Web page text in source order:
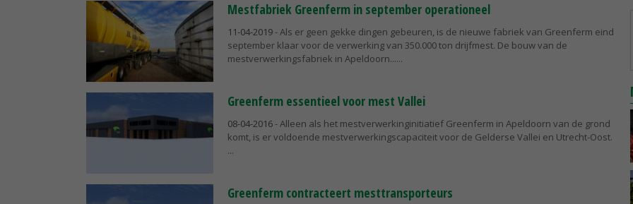
Mestfabriek Greenferm in september operationeel
11-04-2019- Als er geen gekke dingen gebeuren, is de nieuwe fabriek van Greenferm eind
september klaar voor de verwerking van 350.000 ton drijfmest. De bouw van de
mestverwerkingsfabriek in Apeldoorn...
Greenferm essentieel voor mest Vallei
08-04-2016- Alleen als het mestverwerkinginitiatief Greenferm in Apeldoorn van de grond
komt, is er voldoende mestverwerkingscapaciteit voor de Gelderse Vallei en Utrecht-Oost.
Greenferm contracteert mesttransporteurs